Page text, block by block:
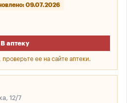
09.07.2026
В аптеку
проверьте ее на сайте аптеки.
12/7